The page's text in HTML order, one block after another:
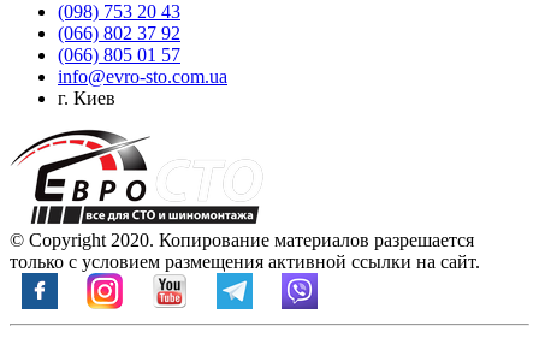
(098) 753 20 43
(066) 802 37 92
(066) 805 01 57
info@evro-sto.com.ua
г. Киев
© Copyright 2020. Копирование материалов разрешается
только с условием размещения активной ссылки на сайт.